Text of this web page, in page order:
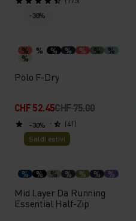
-30%
% % % % % % %
%
Polo F-Dry
CHF 52.45CHF 75.00
(41)
-30%
Saldi estivi
% % % % % % %
Mid Layer Da Running
Essential Half-Zip